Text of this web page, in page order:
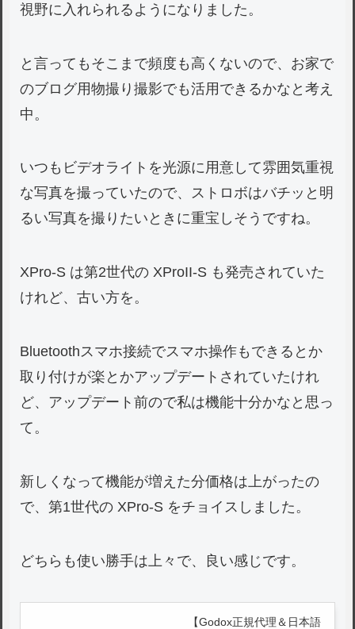
視野に入れられるようになりました。
と言ってもそこまで頻度も高くないので、お家で
のブログ用物撮り撮影でも活用できるかなと考え
中。
いつもビデオライトを光源に用意して雰囲気重視
な写真を撮っていたので、ストロボはバチッと明
るい写真を撮りたいときに重宝しそうですね。
XPro-S は第2世代の XProII-S も発売されていた
けれど、古い方を。
Bluetoothスマホ接続でスマホ操作もできるとか
取り付けが楽とかアップデートされていたけれ
ど、アップデート前ので私は機能十分かなと思っ
て。
新しくなって機能が増えた分価格は上がったの
で、第1世代の XPro-S をチョイスしました。
どちらも使い勝手は上々で、良い感じです。
【Godox正規代理＆日本語